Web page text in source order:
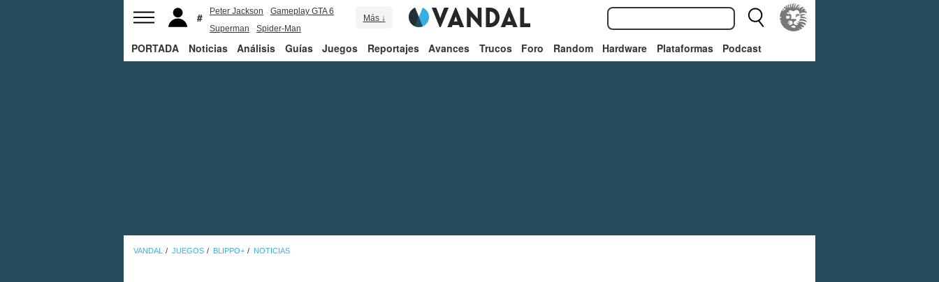
Peter Jackson
Gameplay GTA 6
Superman
Spider-Man
Más ↓
PORTADA Noticias Análisis Guías Juegos Reportajes Avances Trucos Foro Random Hardware Plataformas Podcast
VANDAL JUEGOS BLIPPO+ NOTICIAS